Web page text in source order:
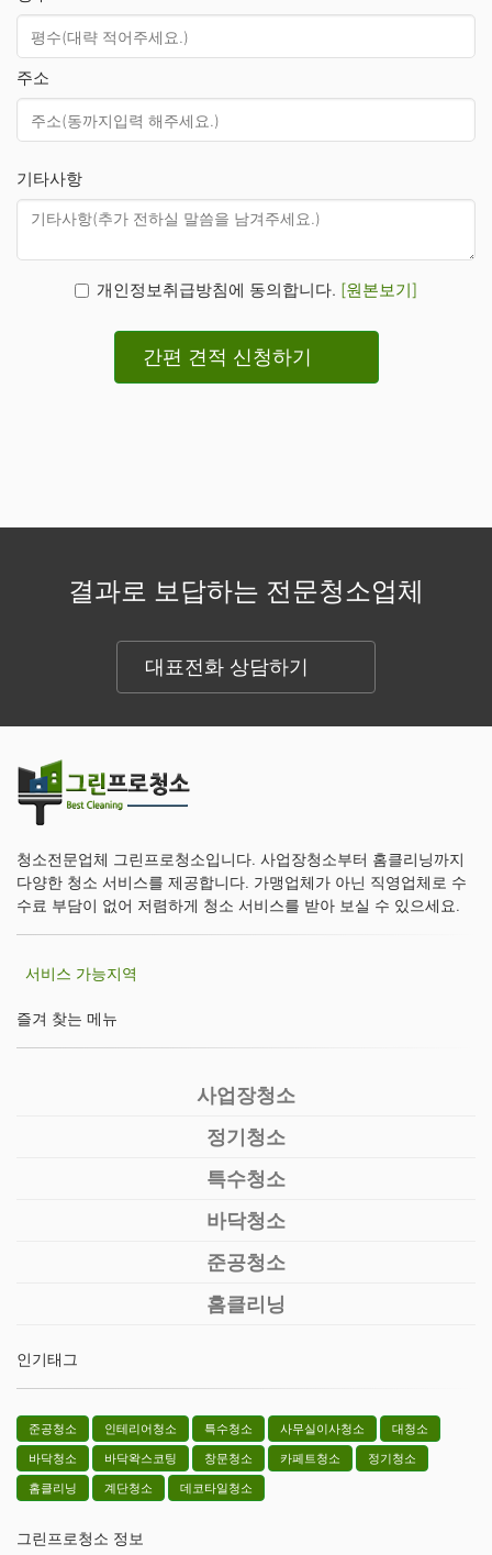
주소
기타사항
개인정보취급방침에 동의합니다. [원본보기]
간편 견적 신청하기
결과로 보답하는 전문청소업체
대표전화 상담하기
청소전문업체 그린프로청소입니다. 사업장청소부터 홈클리닝까지
다양한 청소 서비스를 제공합니다. 가맹업체가 아닌 직영업체로 수
수료 부담이 없어 저렴하게 청소 서비스를 받아 보실 수 있으세요.
서비스 가능지역
즐겨 찾는 메뉴
사업장청소
정기청소
특수청소
바닥청소
준공청소
홈클리닝
인기태그
준공청소 인테리어청소 특수청소 사무실이사청소
대청소
바닥청소
바닥왁스코팅 창문청소 카페트청소
정기청소
홈클리닝
계단청소 데코타일청소
그린프로청소 정보